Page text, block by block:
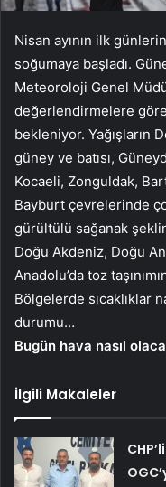
Nisan ayının ilk
soğumaya başladı.
Meteoroloji Genel
değerlendirmelere
bekleniyor. Yağışların
güney ve batısı,
Kocaeli, Zonguldak,
Bayburt çevrelerinde
gürültülü sağanak
Doğu Akdeniz, Doğu
Anadolu’da toz
Bölgelerde sıcaklıklar
durumu…
Bugün hava nasıl
İlgili Makaleler